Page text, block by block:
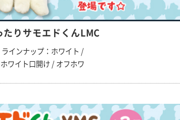
たりサモエドくんLMC
ラインナップ：ホワイト /
ホワイト口開け / オフホワ